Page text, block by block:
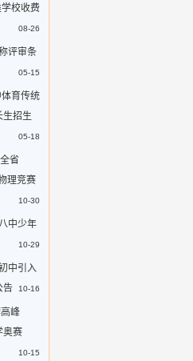
校收费
08-26
评审条
05-15
育传统
生招生
05-18
省
理竞赛
10-30
中少年
10-29
中引入
告
10-16
峰
奥赛
10-15